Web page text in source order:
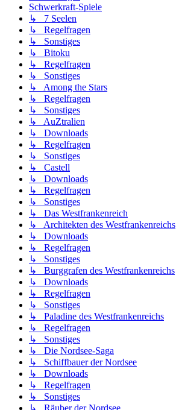
Schwerkraft-Spiele
↳ 7 Seelen
↳ Regelfragen
↳ Sonstiges
↳ Bitoku
↳ Regelfragen
↳ Sonstiges
↳ Among the Stars
↳ Regelfragen
↳ Sonstiges
↳ AuZtralien
↳ Downloads
↳ Regelfragen
↳ Sonstiges
↳ Castell
↳ Downloads
↳ Regelfragen
↳ Sonstiges
↳ Das Westfrankenreich
↳ Architekten des Westfrankenreichs
↳ Downloads
↳ Regelfragen
↳ Sonstiges
↳ Burggrafen des Westfrankenreichs
↳ Downloads
↳ Regelfragen
↳ Sonstiges
↳ Paladine des Westfrankenreichs
↳ Regelfragen
↳ Sonstiges
↳ Die Nordsee-Saga
↳ Schiffbauer der Nordsee
↳ Downloads
↳ Regelfragen
↳ Sonstiges